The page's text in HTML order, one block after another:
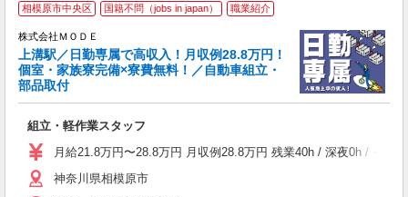
相模原市中央区 国籍不問（jobs in japan） 職業紹介
株式会社ＭＯＤＥ
上溝駅／日勤専属で高収入！月収例28.8万円！
個室・家族寮完備×寮費無料！／自動車組立・
部品取付
組立・軽作業スタッフ
月給21.8万円〜28.8万円 月収例28.8万円 残業40h / 深夜0h / そ
神奈川県相模原市